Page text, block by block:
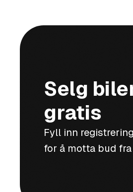
Selg
gratis
Fyll inn
for å motta bud